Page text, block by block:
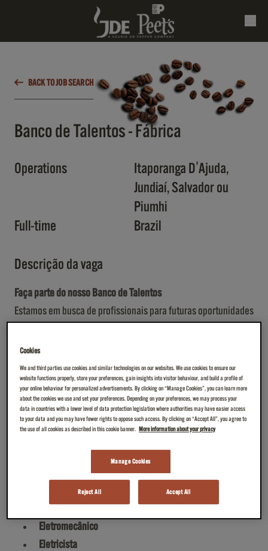
BACK TO JOB SEARCH
Banco de Talentos - Fábrica
Operations
Itaporanga D'Ajuda,
Jundiaí, Salvador ou
Piumhi
Full-time
Brazil
Descrição da vaga
Faça parte do nosso Banco de Talentos
Estamos em busca de profissionais para futuras oportunidades
Auxiliar Industrial
Técnico Eletrônico ou Mecânico
Embalador
Carregador
Conferente
Eletromecânico
Eletricista
Cookies
We and third parties use cookies and similar technologies on our websites. We use cookies to ensure our
website functions properly, store your preferences, gain insights into visitor behaviour, and build a profile of
your online behaviour for personalized advertisements. By clicking on “Manage Cookies”, you can learn more
about the cookies we use and set your preferences. Depending on your preferences, we may process your
data in countries with a lower level of data protection legislation where authorities may have easier access
to your data and you may have fewer rights to oppose such access. By clicking on “Accept All”, you agree to
the use of all cookies as described in this cookie banner.
More information about your privacy
Manage Cookies
Reject All Accept All